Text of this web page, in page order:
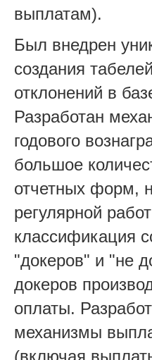
выплатам).
Был внедрен
создания
отклонений в
Разработан
годового
большое
отчетных форм,
регулярной
классификация
"докеров" и "не
докеров
оплаты.
механизмы
(включая